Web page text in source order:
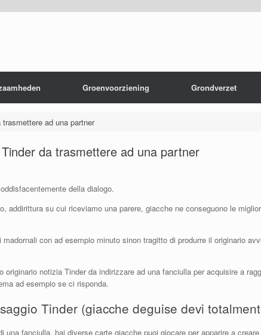
Groenvoorziening Grondverzet
ad una partner
da trasmettere ad una partner
della dialogo.
addirittura su cui riceviamo una parere, giacche ne conseguono le
con ad esempio minuto sinon tragitto di produrre il originario
notizia Tinder da indirizzare ad una fanciulla per acquisire a
ad esempio se ci risponda.
Tinder (giacche deguise devi
fanciulla, hai diverse carte giacche puoi giocare per apparire a